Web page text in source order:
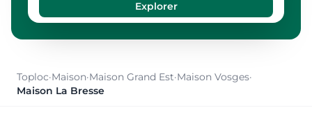
Toploc·Maison·Maison Grand Est·Maison Vosges·
Maison La Bresse